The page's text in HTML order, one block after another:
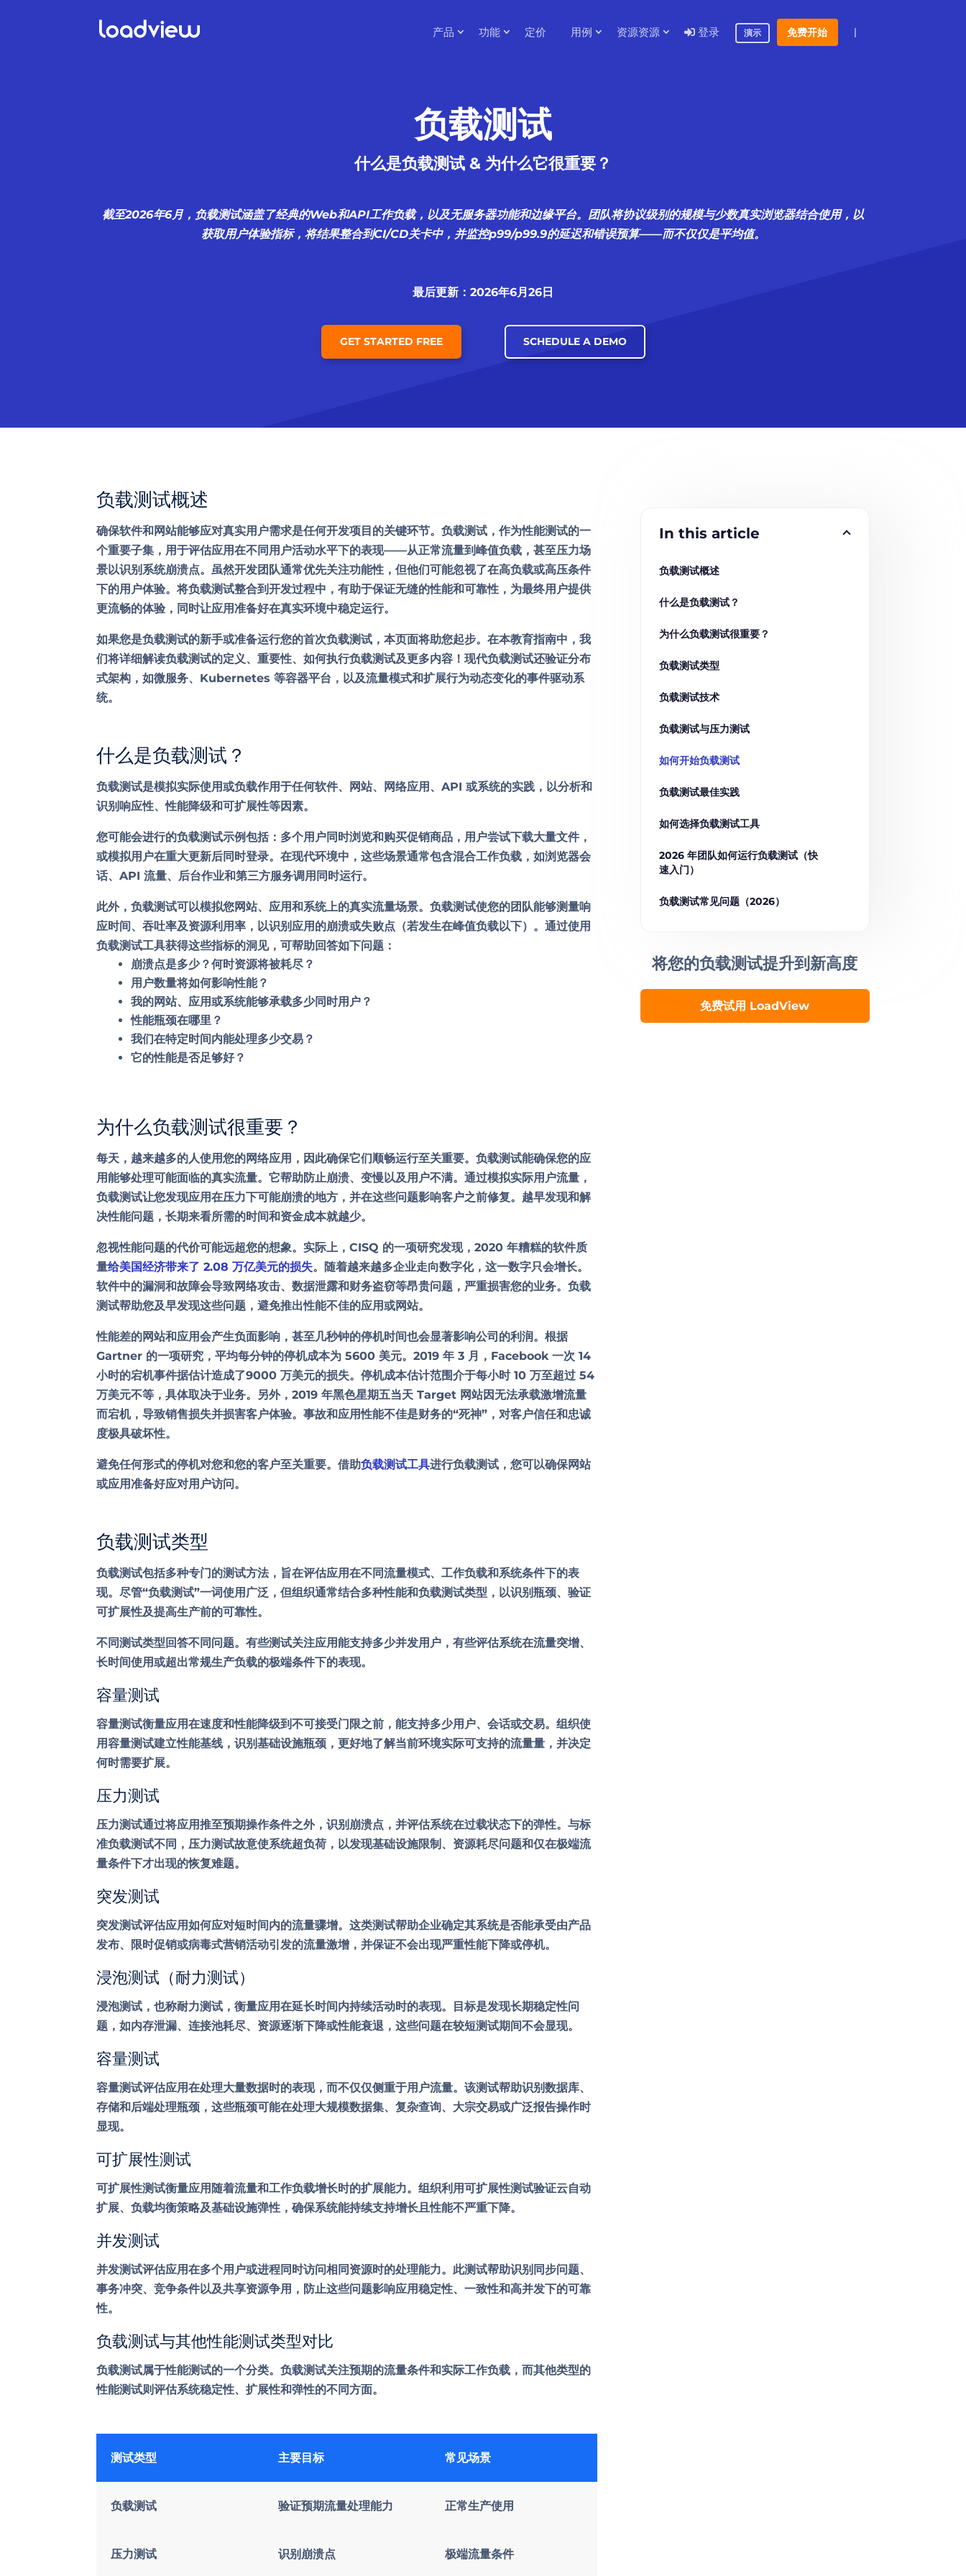
产品 功能 定价 用例 资源资源 登录 演示 免费开始 |
负载测试
什么是负载测试 & 为什么它很重要？
截至2026年6月，负载测试涵盖了经典的Web和API工作负载，以及无服务器功能和边缘平台。团队将协议级别的规模与少数真实浏览器结合使用，以
获取用户体验指标，将结果整合到CI/CD关卡中，并监控p99/p99.9的延迟和错误预算——而不仅仅是平均值。
最后更新：2026年6月26日
GET STARTED FREE SCHEDULE A DEMO
负载测试概述
确保软件和网站能够应对真实用户需求是任何开发项目的关键环节。负载测试，作为性能测试的一
个重要子集，用于评估应用在不同用户活动水平下的表现——从正常流量到峰值负载，甚至压力场
景以识别系统崩溃点。虽然开发团队通常优先关注功能性，但他们可能忽视了在高负载或高压条件
下的用户体验。将负载测试整合到开发过程中，有助于保证无缝的性能和可靠性，为最终用户提供
更流畅的体验，同时让应用准备好在真实环境中稳定运行。
如果您是负载测试的新手或准备运行您的首次负载测试，本页面将助您起步。在本教育指南中，我
们将详细解读负载测试的定义、重要性、如何执行负载测试及更多内容！现代负载测试还验证分布
式架构，如微服务、Kubernetes 等容器平台，以及流量模式和扩展行为动态变化的事件驱动系
统。
什么是负载测试？
负载测试是模拟实际使用或负载作用于任何软件、网站、网络应用、API 或系统的实践，以分析和
识别响应性、性能降级和可扩展性等因素。
您可能会进行的负载测试示例包括：多个用户同时浏览和购买促销商品，用户尝试下载大量文件，
或模拟用户在重大更新后同时登录。在现代环境中，这些场景通常包含混合工作负载，如浏览器会
话、API 流量、后台作业和第三方服务调用同时运行。
此外，负载测试可以模拟您网站、应用和系统上的真实流量场景。负载测试使您的团队能够测量响
应时间、吞吐率及资源利用率，以识别应用的崩溃或失败点（若发生在峰值负载以下）。通过使用
负载测试工具获得这些指标的洞见，可帮助回答如下问题：
崩溃点是多少？何时资源将被耗尽？
用户数量将如何影响性能？
我的网站、应用或系统能够承载多少同时用户？
性能瓶颈在哪里？
我们在特定时间内能处理多少交易？
它的性能是否足够好？
为什么负载测试很重要？
每天，越来越多的人使用您的网络应用，因此确保它们顺畅运行至关重要。负载测试能确保您的应
用能够处理可能面临的真实流量。它帮助防止崩溃、变慢以及用户不满。通过模拟实际用户流量，
负载测试让您发现应用在压力下可能崩溃的地方，并在这些问题影响客户之前修复。越早发现和解
决性能问题，长期来看所需的时间和资金成本就越少。
忽视性能问题的代价可能远超您的想象。实际上，CISQ 的一项研究发现，2020 年糟糕的软件质
量给美国经济带来了 2.08 万亿美元的损失。随着越来越多企业走向数字化，这一数字只会增长。
软件中的漏洞和故障会导致网络攻击、数据泄露和财务盗窃等昂贵问题，严重损害您的业务。负载
测试帮助您及早发现这些问题，避免推出性能不佳的应用或网站。
性能差的网站和应用会产生负面影响，甚至几秒钟的停机时间也会显著影响公司的利润。根据
Gartner 的一项研究，平均每分钟的停机成本为 5600 美元。2019 年 3 月，Facebook 一次 14
小时的宕机事件据估计造成了9000 万美元的损失。停机成本估计范围介于每小时 10 万至超过 54
万美元不等，具体取决于业务。另外，2019 年黑色星期五当天 Target 网站因无法承载激增流量
而宕机，导致销售损失并损害客户体验。事故和应用性能不佳是财务的“死神”，对客户信任和忠诚
度极具破坏性。
避免任何形式的停机对您和您的客户至关重要。借助负载测试工具进行负载测试，您可以确保网站
或应用准备好应对用户访问。
负载测试类型
负载测试包括多种专门的测试方法，旨在评估应用在不同流量模式、工作负载和系统条件下的表
现。尽管“负载测试”一词使用广泛，但组织通常结合多种性能和负载测试类型，以识别瓶颈、验证
可扩展性及提高生产前的可靠性。
不同测试类型回答不同问题。有些测试关注应用能支持多少并发用户，有些评估系统在流量突增、
长时间使用或超出常规生产负载的极端条件下的表现。
容量测试
容量测试衡量应用在速度和性能降级到不可接受门限之前，能支持多少用户、会话或交易。组织使
用容量测试建立性能基线，识别基础设施瓶颈，更好地了解当前环境实际可支持的流量量，并决定
何时需要扩展。
压力测试
压力测试通过将应用推至预期操作条件之外，识别崩溃点，并评估系统在过载状态下的弹性。与标
准负载测试不同，压力测试故意使系统超负荷，以发现基础设施限制、资源耗尽问题和仅在极端流
量条件下才出现的恢复难题。
突发测试
突发测试评估应用如何应对短时间内的流量骤增。这类测试帮助企业确定其系统是否能承受由产品
发布、限时促销或病毒式营销活动引发的流量激增，并保证不会出现严重性能下降或停机。
浸泡测试（耐力测试）
浸泡测试，也称耐力测试，衡量应用在延长时间内持续活动时的表现。目标是发现长期稳定性问
题，如内存泄漏、连接池耗尽、资源逐渐下降或性能衰退，这些问题在较短测试期间不会显现。
容量测试
容量测试评估应用在处理大量数据时的表现，而不仅仅侧重于用户流量。该测试帮助识别数据库、
存储和后端处理瓶颈，这些瓶颈可能在处理大规模数据集、复杂查询、大宗交易或广泛报告操作时
显现。
可扩展性测试
可扩展性测试衡量应用随着流量和工作负载增长时的扩展能力。组织利用可扩展性测试验证云自动
扩展、负载均衡策略及基础设施弹性，确保系统能持续支持增长且性能不严重下降。
并发测试
并发测试评估应用在多个用户或进程同时访问相同资源时的处理能力。此测试帮助识别同步问题、
事务冲突、竞争条件以及共享资源争用，防止这些问题影响应用稳定性、一致性和高并发下的可靠
性。
负载测试与其他性能测试类型对比
负载测试属于性能测试的一个分类。负载测试关注预期的流量条件和实际工作负载，而其他类型的
性能测试则评估系统稳定性、扩展性和弹性的不同方面。
测试类型 主要目标 常见场景
负载测试 验证预期流量处理能力 正常生产使用
压力测试 识别崩溃点 极端流量条件
In this article
负载测试概述
什么是负载测试？
为什么负载测试很重要？
负载测试类型
负载测试技术
负载测试与压力测试
如何开始负载测试
负载测试最佳实践
如何选择负载测试工具
2026 年团队如何运行负载测试（快
速入门）
负载测试常见问题（2026）
将您的负载测试提升到 新高度
免费试用 LoadView